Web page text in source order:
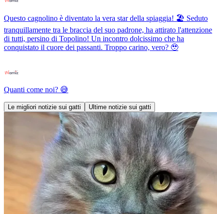
Questo cagnolino è diventato la vera star della spiaggia! 🏖️ Seduto
tranquillamente tra le braccia del suo padrone, ha attirato l'attenzione
di tutti, persino di Topolino! Un incontro dolcissimo che ha
conquistato il cuore dei passanti. Troppo carino, vero? 🥹
Quanti come noi? 😅
Le migliori notizie sui gatti Ultime notizie sui gatti